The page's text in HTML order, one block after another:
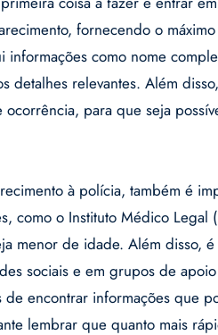
fornecendo o
informações como nome
detalhes relevantes. Além
para que seja
à polícia, também é
como o Instituto Médico Legal
menor de idade. Além disso,
sociais e em grupos de
de encontrar informações que
lembrar que quanto mais